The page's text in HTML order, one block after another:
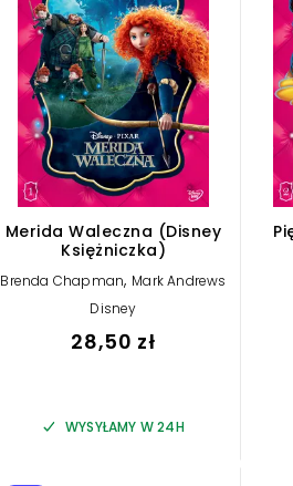
Merida Waleczna (Disney
Księżniczka)
Brenda Chapman, Mark Andrews
Disney
28,50 zł
WYSYŁAMY W 24H